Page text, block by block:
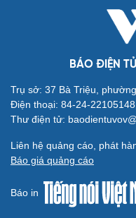
BÁO ĐIỆN
Trụ sở: 37 Bà Triệu,
Điện thoại: 84-24-
Thư điện tử:
Liên hệ quảng cáo, phát
Báo giá quảng cáo
Báo in